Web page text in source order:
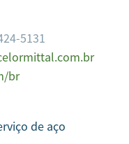
5131
br
de aço